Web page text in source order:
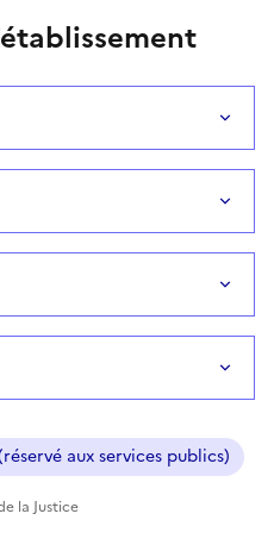
aux services publics)
la Justice